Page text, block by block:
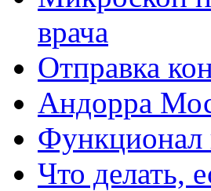
врача
Отправка
Андорра
Функционал
Что делать,